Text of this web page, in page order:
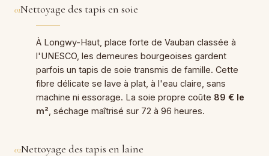
01Nettoyage des tapis en soie
À Longwy-Haut, place forte de Vauban classée à
l'UNESCO, les demeures bourgeoises gardent
parfois un tapis de soie transmis de famille. Cette
fibre délicate se lave à plat, à l'eau claire, sans
machine ni essorage. La soie propre coûte 89 € le
m² , séchage maîtrisé sur 72 à 96 heures.
02Nettoyage des tapis en laine